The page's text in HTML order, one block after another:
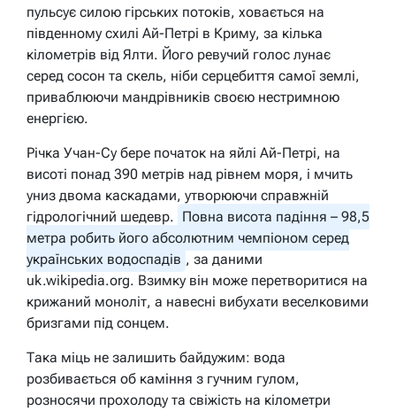
пульсує силою гірських потоків, ховається на
південному схилі Ай-Петрі в Криму, за кілька
кілометрів від Ялти. Його ревучий голос лунає
серед сосон та скель, ніби серцебиття самої землі,
приваблюючи мандрівників своєю нестримною
енергією.
Річка Учан-Су бере початок на яйлі Ай-Петрі, на
висоті понад 390 метрів над рівнем моря, і мчить
униз двома каскадами, утворюючи справжній
гідрологічний шедевр. Повна висота падіння – 98,5
метра робить його абсолютним чемпіоном серед
українських водоспадів , за даними
uk.wikipedia.org. Взимку він може перетворитися на
крижаний моноліт, а навесні вибухати веселковими
бризгами під сонцем.
Така міць не залишить байдужим: вода
розбивається об каміння з гучним гулом,
розносячи прохолоду та свіжість на кілометри